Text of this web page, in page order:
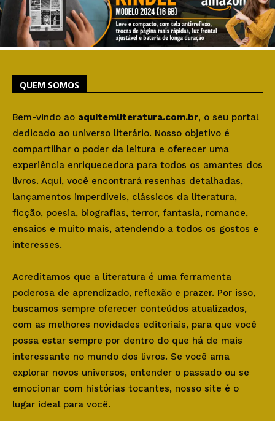
QUEM SOMOS
Bem-vindo ao aquitemliteratura.com.br, o seu portal
dedicado ao universo literário. Nosso objetivo é
compartilhar o poder da leitura e oferecer uma
experiência enriquecedora para todos os amantes dos
livros. Aqui, você encontrará resenhas detalhadas,
lançamentos imperdíveis, clássicos da literatura,
ficção, poesia, biografias, terror, fantasia, romance,
ensaios e muito mais, atendendo a todos os gostos e
interesses.
Acreditamos que a literatura é uma ferramenta
poderosa de aprendizado, reflexão e prazer. Por isso,
buscamos sempre oferecer conteúdos atualizados,
com as melhores novidades editoriais, para que você
possa estar sempre por dentro do que há de mais
interessante no mundo dos livros. Se você ama
explorar novos universos, entender o passado ou se
emocionar com histórias tocantes, nosso site é o
lugar ideal para você.